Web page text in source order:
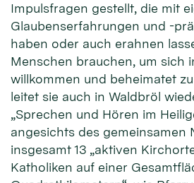
Impulsfragen gestellt, die mit
Glaubenserfahrungen und -
haben oder auch erahnen
Menschen brauchen, um sich
willkommen und beheimatet
leitet sie auch in Waldbröl
„Sprechen und Hören im
angesichts des gemeinsamen
insgesamt 13 „aktiven
Katholiken auf einer